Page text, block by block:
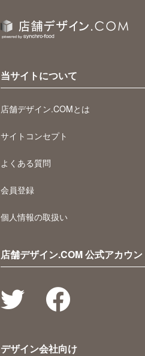
当サイトについて
店舗デザイン.COMとは
サイトコンセプト
よくある質問
会員登録
個人情報の取扱い
店舗デザイン.COM 公式アカウン
デザイン会社向け